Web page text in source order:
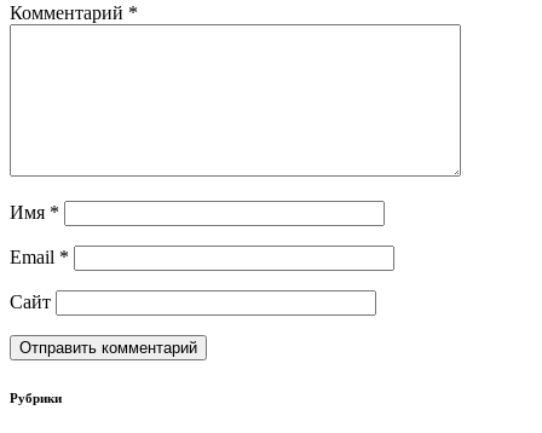
Комментарий *
Имя *
Email *
Сайт
Рубрики